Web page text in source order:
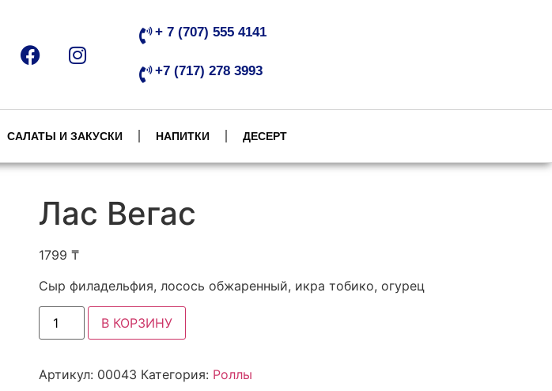
+ 7 (707) 555 4141
+7 (717) 278 3993
САЛАТЫ И ЗАКУСКИ НАПИТКИ ДЕСЕРТ
Лас Вегас
1799 ₸
Сыр филадельфия, лосось обжаренный, икра тобико, огурец
В КОРЗИНУ
Артикул: 00043 Категория: Роллы